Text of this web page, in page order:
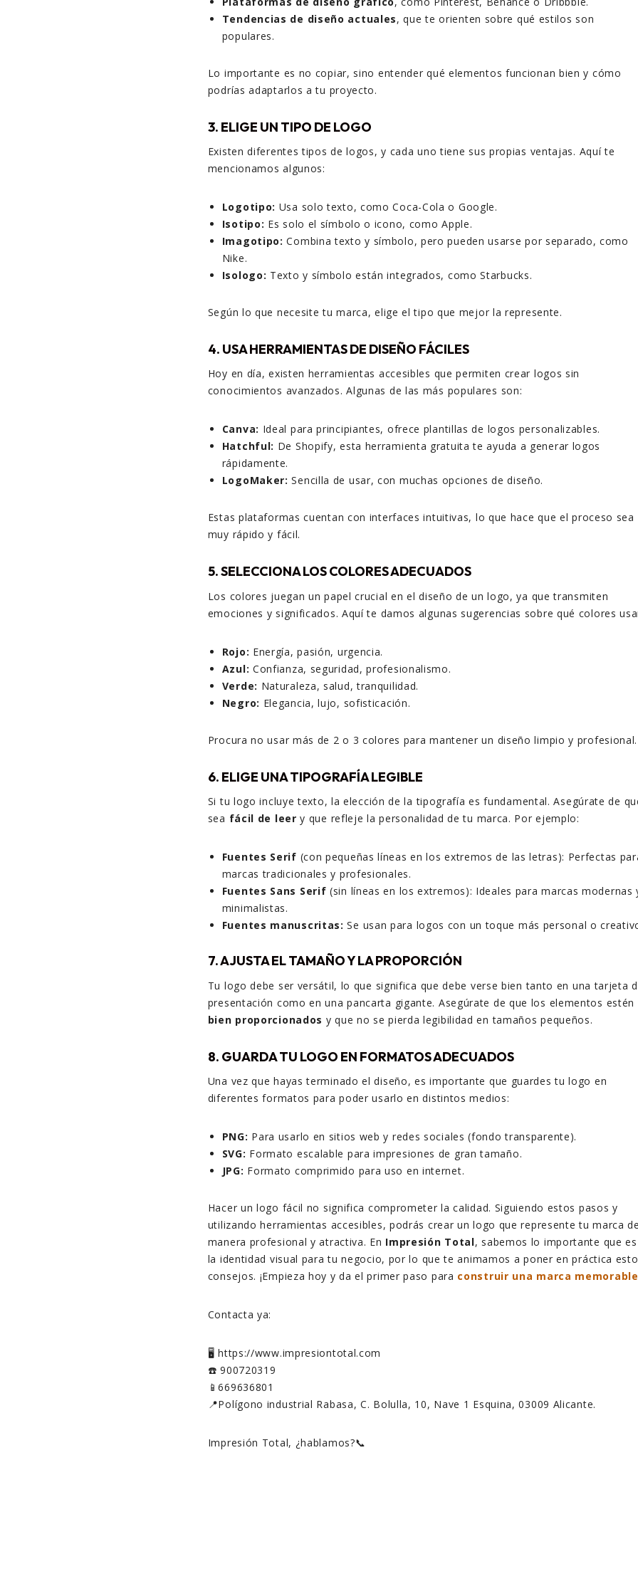
Tendencias de diseño actuales, que te orienten sobre qué estilos son
populares.
Lo importante es no copiar, sino entender qué elementos funcionan bien y cómo
podrías adaptarlos a tu proyecto.
3. ELIGE UN TIPO DE LOGO
Existen diferentes tipos de logos, y cada uno tiene sus propias ventajas. Aquí te
mencionamos algunos:
Logotipo: Usa solo texto, como Coca-Cola o Google.
Isotipo: Es solo el símbolo o icono, como Apple.
Imagotipo: Combina texto y símbolo, pero pueden usarse por separado, como
Nike.
Isologo: Texto y símbolo están integrados, como Starbucks.
Según lo que necesite tu marca, elige el tipo que mejor la represente.
4. USA HERRAMIENTAS DE DISEÑO FÁCILES
Hoy en día, existen herramientas accesibles que permiten crear logos sin
conocimientos avanzados. Algunas de las más populares son:
Canva: Ideal para principiantes, ofrece plantillas de logos personalizables.
Hatchful: De Shopify, esta herramienta gratuita te ayuda a generar logos
rápidamente.
LogoMaker: Sencilla de usar, con muchas opciones de diseño.
Estas plataformas cuentan con interfaces intuitivas, lo que hace que el proceso sea
muy rápido y fácil.
5. SELECCIONA LOS COLORES ADECUADOS
Los colores juegan un papel crucial en el diseño de un logo, ya que transmiten
emociones y significados. Aquí te damos algunas sugerencias sobre qué colores
Rojo: Energía, pasión, urgencia.
Azul: Confianza, seguridad, profesionalismo.
Verde: Naturaleza, salud, tranquilidad.
Negro: Elegancia, lujo, sofisticación.
Procura no usar más de 2 o 3 colores para mantener un diseño limpio y profesional.
6. ELIGE UNA TIPOGRAFÍA LEGIBLE
Si tu logo incluye texto, la elección de la tipografía es fundamental. Asegúrate de
sea fácil de leer y que refleje la personalidad de tu marca. Por ejemplo:
Fuentes Serif (con pequeñas líneas en los extremos de las letras): Perfectas
marcas tradicionales y profesionales.
Fuentes Sans Serif (sin líneas en los extremos): Ideales para marcas modernas
minimalistas.
Fuentes manuscritas: Se usan para logos con un toque más personal o
7. AJUSTA EL TAMAÑO Y LA PROPORCIÓN
Tu logo debe ser versátil, lo que significa que debe verse bien tanto en una tarjeta
presentación como en una pancarta gigante. Asegúrate de que los elementos estén
bien proporcionados y que no se pierda legibilidad en tamaños pequeños.
8. GUARDA TU LOGO EN FORMATOS ADECUADOS
Una vez que hayas terminado el diseño, es importante que guardes tu logo en
diferentes formatos para poder usarlo en distintos medios:
PNG: Para usarlo en sitios web y redes sociales (fondo transparente).
SVG: Formato escalable para impresiones de gran tamaño.
JPG: Formato comprimido para uso en internet.
Hacer un logo fácil no significa comprometer la calidad. Siguiendo estos pasos y
utilizando herramientas accesibles, podrás crear un logo que represente tu marca de
manera profesional y atractiva. En Impresión Total, sabemos lo importante que es
la identidad visual para tu negocio, por lo que te animamos a poner en práctica
consejos. ¡Empieza hoy y da el primer paso para construir una marca memorable
Contacta ya:
🖥️ https://www.impresiontotal.com
☎️ 900720319
📱669636801
📍Polígono industrial Rabasa, C. Bolulla, 10, Nave 1 Esquina, 03009 Alicante.
Impresión Total, ¿hablamos?📞